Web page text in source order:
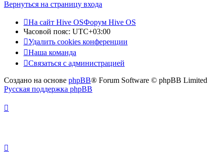
Вернуться на страницу входа
На сайт Hive OSФорум Hive OS
Часовой пояс: UTC+03:00
Удалить cookies конференции
Наша команда
Связаться с администрацией
Создано на основе phpBB® Forum Software © phpBB Limited
Русская поддержка phpBB